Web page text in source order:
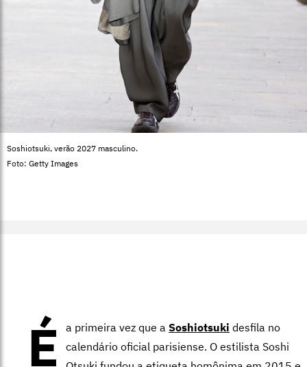
Soshiotsuki, verão 2027 masculino.
Foto: Getty Images
É a primeira vez que a Soshiotsuki desfila no
calendário oficial parisiense. O estilista Soshi